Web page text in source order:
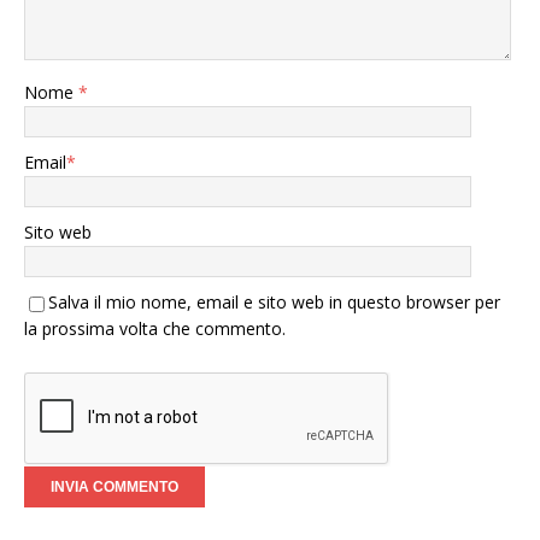
Nome *
Email*
Sito web
Salva il mio nome, email e sito web in questo browser per
la prossima volta che commento.